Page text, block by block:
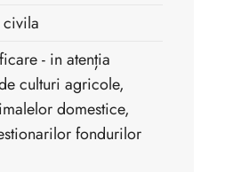
civila
- in atenția
culturi agricole,
domestice,
fondurilor